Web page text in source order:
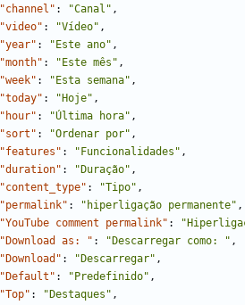
"channel" : "Canal" ,
"video" : "Vídeo" ,
"year" : "Este ano" ,
"month" : "Este mês" ,
"week" : "Esta semana" ,
"today" : "Hoje" ,
"hour" : "Última hora" ,
"sort" : "Ordenar por" ,
"features" : "Funcionalidades" ,
"duration" : "Duração" ,
"content_type" : "Tipo" ,
"permalink" : "hiperligação permanente" ,
"YouTube comment permalink" :
"Download as: " : "Descarregar como: " ,
"Download" : "Descarregar" ,
"Default" : "Predefinido" ,
"Top" : "Destaques" ,